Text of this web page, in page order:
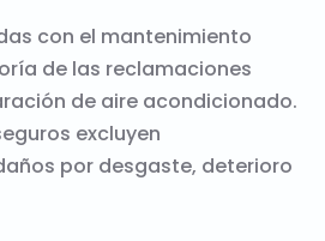
con el mantenimiento
de las reclamaciones
de aire acondicionado.
excluyen
por desgaste, deterioro